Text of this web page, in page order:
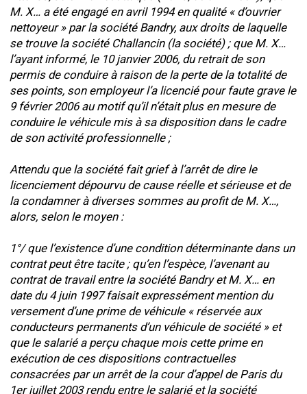
M. X… a été engagé en avril 1994 en qualité « d’ouvrier
nettoyeur » par la société Bandry, aux droits de laquelle
se trouve la société Challancin (la société) ; que M. X…
l’ayant informé, le 10 janvier 2006, du retrait de son
permis de conduire à raison de la perte de la totalité de
ses points, son employeur l’a licencié pour faute grave le
9 février 2006 au motif qu’il n’était plus en mesure de
conduire le véhicule mis à sa disposition dans le cadre
de son activité professionnelle ;
Attendu que la société fait grief à l’arrêt de dire le
licenciement dépourvu de cause réelle et sérieuse et de
la condamner à diverses sommes au profit de M. X…,
alors, selon le moyen :
1°/ que l’existence d’une condition déterminante dans un
contrat peut être tacite ; qu’en l’espèce, l’avenant au
contrat de travail entre la société Bandry et M. X… en
date du 4 juin 1997 faisait expressément mention du
versement d’une prime de véhicule « réservée aux
conducteurs permanents d’un véhicule de société » et
que le salarié a perçu chaque mois cette prime en
exécution de ces dispositions contractuelles
consacrées par un arrêt de la cour d’appel de Paris du
1er juillet 2003 rendu entre le salarié et la société